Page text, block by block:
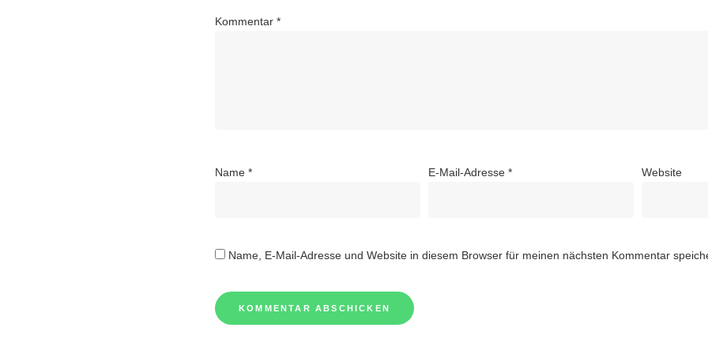
Kommentar *
Name * E-Mail-Adresse * Website
Name, E-Mail-Adresse und Website in diesem Browser für meinen nächsten Kommentar